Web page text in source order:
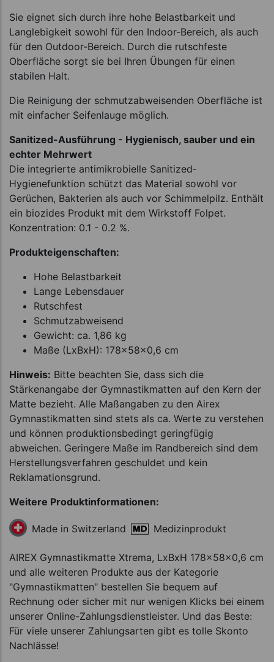
Sie eignet sich durch ihre hohe Belastbarkeit und
Langlebigkeit sowohl für den Indoor-Bereich, als auch
für den Outdoor-Bereich. Durch die rutschfeste
Oberfläche sorgt sie bei Ihren Übungen für einen
stabilen Halt.
Die Reinigung der schmutzabweisenden Oberfläche ist
mit einfacher Seifenlauge möglich.
Sanitized-Ausführung - Hygienisch, sauber und ein
echter Mehrwert
Die integrierte antimikrobielle Sanitized­
Hygienefunktion schützt das Material sowohl vor
Gerüchen, Bakterien als auch vor Schimmelpilz. Enthält
ein biozides Produkt mit dem Wirkstoff Folpet.
Konzentration: 0.1 - 0.2 %.
Produkteigenschaften:
Hohe Belastbarkeit
Lange Lebensdauer
Rutschfest
Schmutzabweisend
Gewicht: ca. 1,86 kg
Maße (LxBxH): 178x58x0,6 cm
Hinweis: Bitte beachten Sie, dass sich die
Stärkenangabe der Gymnastikmatten auf den Kern der
Matte bezieht. Alle Maßangaben zu den Airex
Gymnastikmatten sind stets als ca. Werte zu verstehen
und können produktionsbedingt geringfügig
abweichen. Geringere Maße im Randbereich sind dem
Herstellungsverfahren geschuldet und kein
Reklamationsgrund.
Weitere Produktinformationen:
Made in Switzerland Medizinprodukt
AIREX Gymnastikmatte Xtrema, LxBxH 178x58x0,6 cm
und alle weiteren Produkte aus der Kategorie
"Gymnastikmatten" bestellen Sie bequem auf
Rechnung oder sicher mit nur wenigen Klicks bei einem
unserer Online-Zahlungsdienstleister. Und das Beste:
Für viele unserer Zahlungsarten gibt es tolle Skonto
Nachlässe!